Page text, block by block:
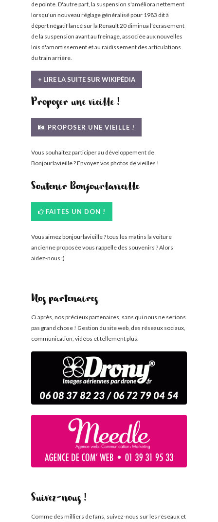
de pointe. D'autre part, la suspension s'améliora nettement
lorsqu'un nouveau réglage généralisé pour 1983 dit à
déport négatif lancé sur la Renault 20 diminua l'écrasement
de la suspension avant au freinage, associée aux nouvelles
lois d'amortissement et au raidissement des articulations
du train arrière.
+ LIRE LA SUITE SUR WIKIPÉDIA
Proposer une vieille !
PROPOSER UNE VIEILLE !
Vous souhaitez participer au développement de
Bonjourlavieille ? Envoyez vos photos de vieilles !
Soutenir Bonjourlavieille
FAITES UN DON !
Vous aimez bonjourlavieille ? tous les matins la voiture
ancienne proposée vous rappelle des souvenirs ? Alors
aidez-nous ;)
Nos partenaires
Ci après, nos précieux partenaires, sans qui nous ne serions
pas grand chose ! Gestion du site web, des réseaux sociaux,
communication, vidéos et tellement plus.
Suivez-nous !
Comme des milliers de fans, suivez-nous sur les réseaux et